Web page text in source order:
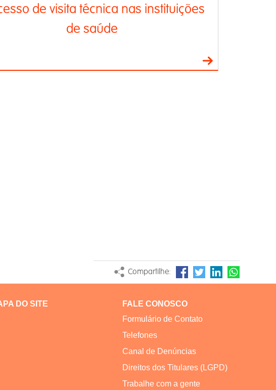
de visita técnica nas instituições
de saúde
Compartilhe:
DO SITE
FALE CONOSCO
Formulário de Contato
Telefones
Canal de Denúncias
Direitos dos Titulares (LGPD)
Trabalhe com a gente